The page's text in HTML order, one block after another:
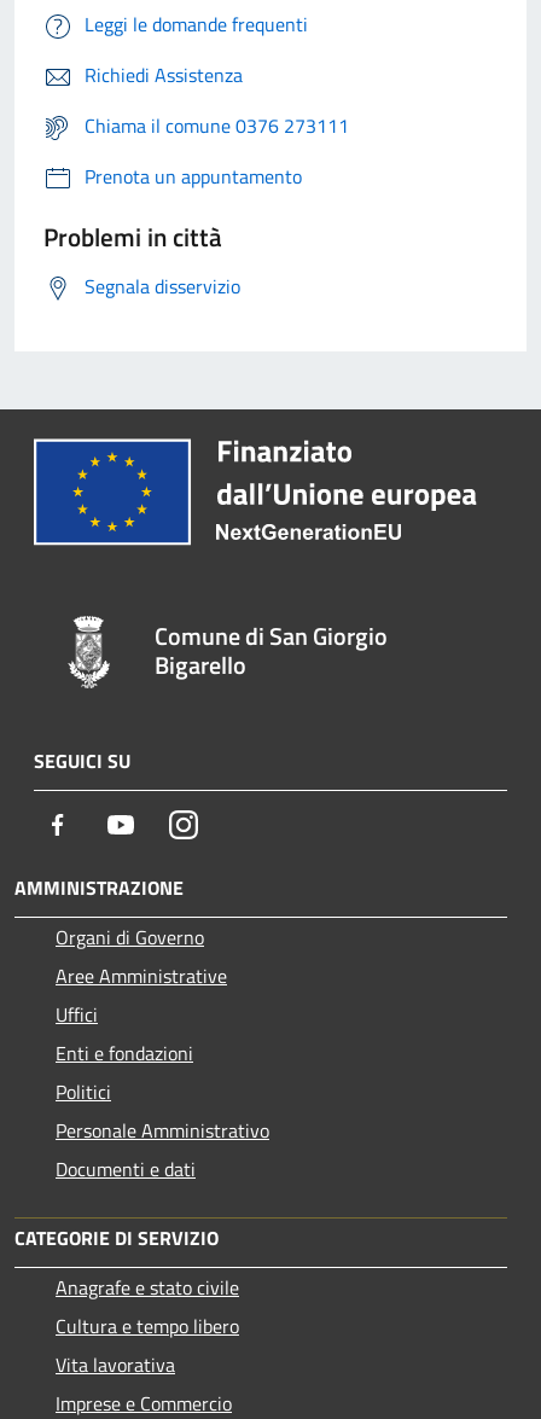
Leggi le domande frequenti
Richiedi Assistenza
Chiama il comune 0376 273111
Prenota un appuntamento
Problemi in città
Segnala disservizio
Comune di San Giorgio
Bigarello
SEGUICI SU
Facebook YoutubeInstagram
AMMINISTRAZIONE
Organi di Governo
Aree Amministrative
Uffici
Enti e fondazioni
Politici
Personale Amministrativo
Documenti e dati
CATEGORIE DI SERVIZIO
Anagrafe e stato civile
Cultura e tempo libero
Vita lavorativa
Imprese e Commercio